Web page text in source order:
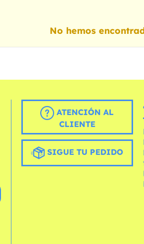
No hemos
ATENCIÓN AL
CLIENTE
SIGUE TU PEDIDO